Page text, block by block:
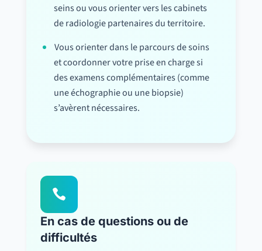
seins ou vous orienter vers les cabinets
de radiologie partenaires du territoire.
Vous orienter dans le parcours de soins
et coordonner votre prise en charge si
des examens complémentaires (comme
une échographie ou une biopsie)
s’avèrent nécessaires.

En cas de questions ou de
difficultés